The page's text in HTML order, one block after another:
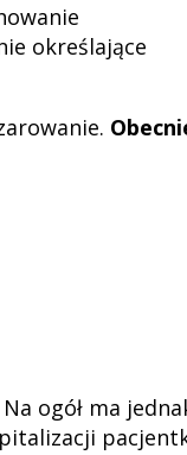
określające
ogół ma